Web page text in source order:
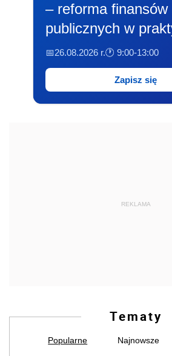
– reforma finansów
publicznych w
📅26.08.2026 r.🕐 9:00-13:00
Zapisz się
REKLAMA
Tematy
Popularne Najnowsze